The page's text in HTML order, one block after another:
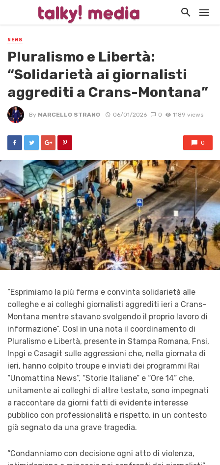
NEWS
Pluralismo e Libertà:
“Solidarietà ai giornalisti
aggrediti a Crans-Montana”
By MARCELLO STRANO 06/01/2026 0 1189 views
0
“Esprimiamo la più ferma e convinta solidarietà alle
colleghe e ai colleghi giornalisti aggrediti ieri a Crans-
Montana mentre stavano svolgendo il proprio lavoro di
informazione”. Così in una nota il coordinamento di
Pluralismo e Libertà, presente in Stampa Romana, Fnsi,
Inpgi e Casagit sulle aggressioni che, nella giornata di
ieri, hanno colpito troupe e inviati dei programmi Rai
“Unomattina News”, “Storie Italiane” e “Ore 14” che,
unitamente ai colleghi di altre testate, sono impegnati
a raccontare da giorni fatti di evidente interesse
pubblico con professionalità e rispetto, in un contesto
già segnato da una grave tragedia.
“Condanniamo con decisione ogni atto di violenza,